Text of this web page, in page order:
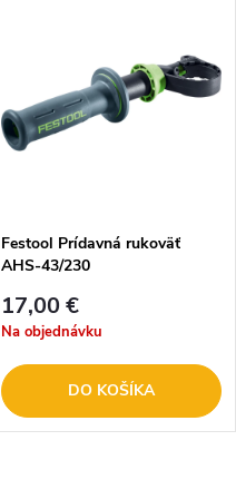
Festool Prídavná rukoväť
AHS-43/230
17,00 €
Na objednávku
DO KOŠÍKA